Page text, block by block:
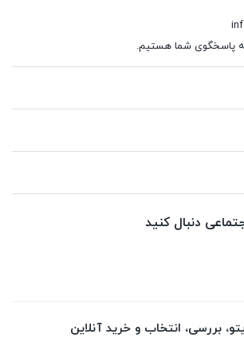
دنبال کنید
بررسی، انتخاب و خرید آنلاین